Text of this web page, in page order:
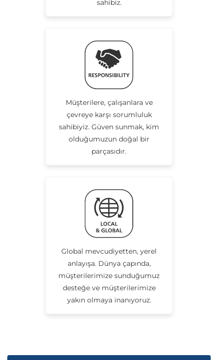
sahibiz.
Müşterilere, çalışanlara ve
çevreye karşı sorumluluk
sahibiyiz. Güven sunmak, kim
olduğumuzun doğal bir
parçasıdır.
Global mevcudiyetten, yerel
anlayışa. Dünya çapında,
müşterilerimize sunduğumuz
desteğe ve müşterilerimize
yakın olmaya inanıyoruz.